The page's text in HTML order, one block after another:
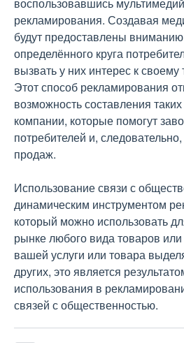
рекламирования. Создавая
будут предоставлены вниманию
определённого круга
вызвать у них интерес к своему
Этот способ рекламирования
возможность составления
компании, которые помогут
потребителей и,
продаж.
Использование связи с
динамическим инструментом
который можно использовать
рынке любого вида товаров
вашей услуги или товара
других, это является
использования в
связей с общественностью.